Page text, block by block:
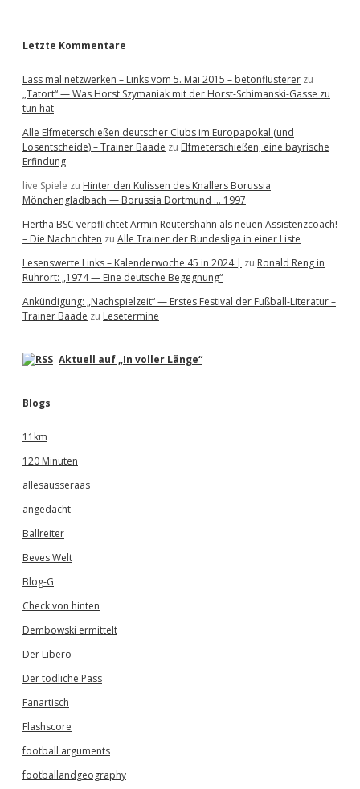
Letzte Kommentare
Lass mal netzwerken – Links vom 5. Mai 2015 – betonflüsterer zu
„Tatort“ — Was Horst Szymaniak mit der Horst-Schimanski-Gasse zu
tun hat
Alle Elfmeterschießen deutscher Clubs im Europapokal (und
Losentscheide) – Trainer Baade zu Elfmeterschießen, eine bayrische
Erfindung
live Spiele zu Hinter den Kulissen des Knallers Borussia
Mönchengladbach — Borussia Dortmund … 1997
Hertha BSC verpflichtet Armin Reutershahn als neuen Assistenzcoach!
– Die Nachrichten zu Alle Trainer der Bundesliga in einer Liste
Lesenswerte Links – Kalenderwoche 45 in 2024 | zu Ronald Reng in
Ruhrort: „1974 — Eine deutsche Begegnung“
Ankündigung: „Nachspielzeit“ — Erstes Festival der Fußball-Literatur –
Trainer Baade zu Lesetermine
Aktuell auf „In voller Länge“
Blogs
11km
120 Minuten
allesausseraas
angedacht
Ballreiter
Beves Welt
Blog-G
Check von hinten
Dembowski ermittelt
Der Libero
Der tödliche Pass
Fanartisch
Flashscore
football arguments
footballandgeography